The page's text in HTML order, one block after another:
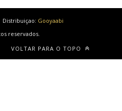
Distribuiçao: Gooyaabi
reservados.
VOLTAR PARA O TOPO